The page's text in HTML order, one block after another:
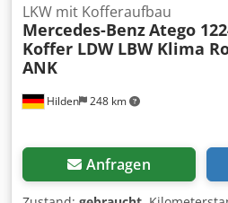
Hilden 248 km
LKW mit Kofferaufbau
Mercedes-BenzAtego
Koffer LDW LBW Klima
ANK
Anfragen